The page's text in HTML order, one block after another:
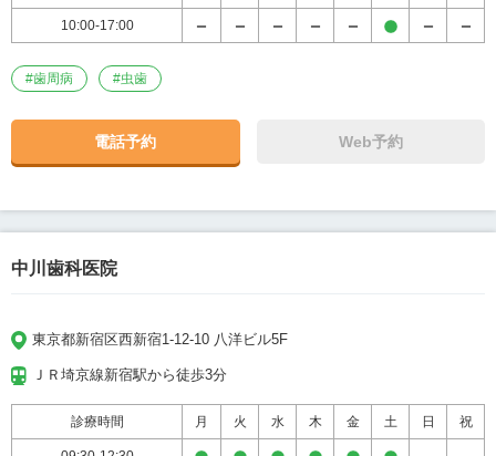
10:00-17:00
#歯周病 #虫歯
電話予約 Web予約
中川歯科医院
東京都新宿区西新宿1-12-10 八洋ビル5F
ＪＲ埼京線新宿駅から徒歩3分
診療時間 月 火 水 木 金 土 日 祝